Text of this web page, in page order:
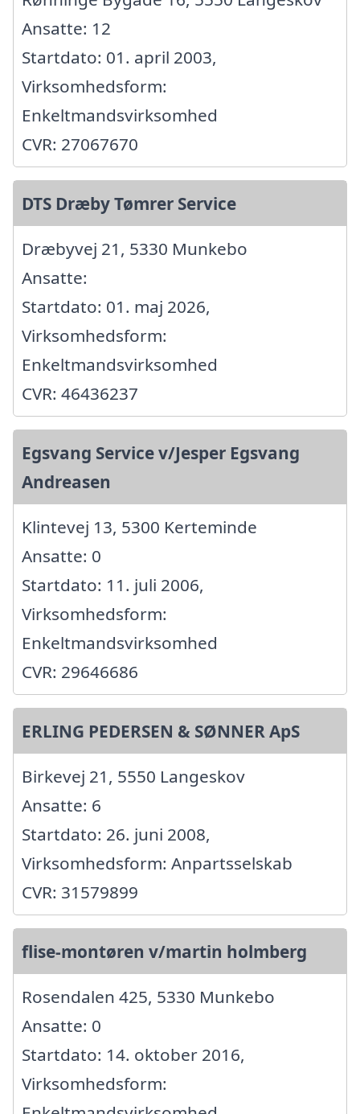
Ansatte: 12
Startdato: 01. april 2003,
Virksomhedsform:
Enkeltmandsvirksomhed
CVR: 27067670
DTS Dræby Tømrer Service
Dræbyvej 21, 5330 Munkebo
Ansatte:
Startdato: 01. maj 2026,
Virksomhedsform:
Enkeltmandsvirksomhed
CVR: 46436237
Egsvang Service v/Jesper Egsvang
Andreasen
Klintevej 13, 5300 Kerteminde
Ansatte: 0
Startdato: 11. juli 2006,
Virksomhedsform:
Enkeltmandsvirksomhed
CVR: 29646686
ERLING PEDERSEN & SØNNER ApS
Birkevej 21, 5550 Langeskov
Ansatte: 6
Startdato: 26. juni 2008,
Virksomhedsform: Anpartsselskab
CVR: 31579899
flise-montøren v/martin holmberg
Rosendalen 425, 5330 Munkebo
Ansatte: 0
Startdato: 14. oktober 2016,
Virksomhedsform: